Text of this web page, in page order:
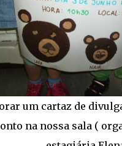
um cartaz de
na nossa sala (